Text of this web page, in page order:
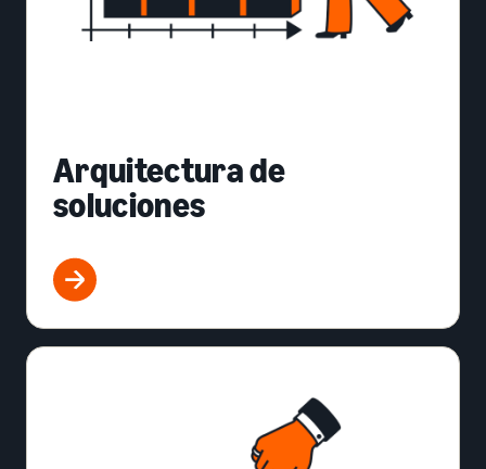
Arquitectura de
soluciones